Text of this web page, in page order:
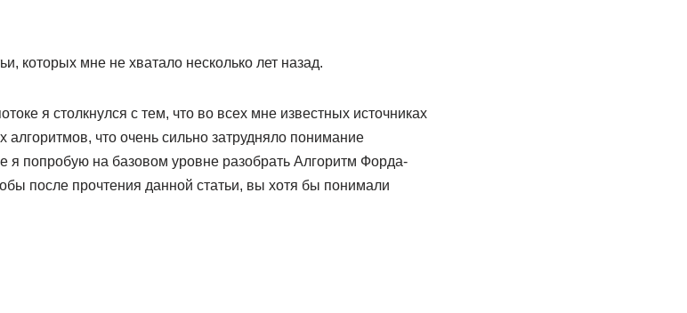
которых мне не хватало несколько лет назад.
я столкнулся с тем, что во всех мне известных источниках
что очень сильно затрудняло понимание
я попробую на базовом уровне разобрать Алгоритм Форда-
после прочтения данной статьи, вы хотя бы понимали